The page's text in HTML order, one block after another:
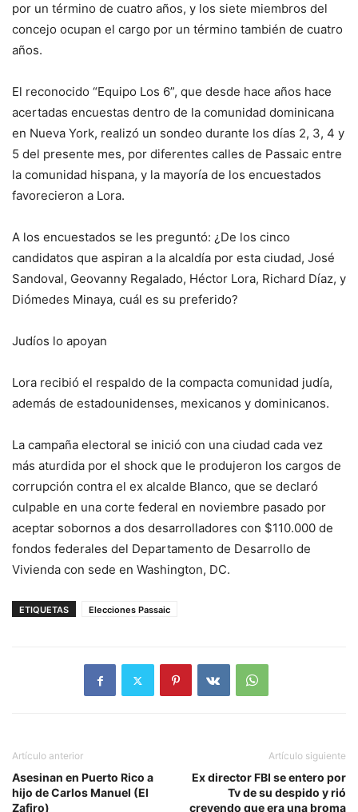
por un término de cuatro años, y los siete miembros del
concejo ocupan el cargo por un término también de cuatro
años.
El reconocido “Equipo Los 6”, que desde hace años hace
acertadas encuestas dentro de la comunidad dominicana
en Nueva York, realizó un sondeo durante los días 2, 3, 4 y
5 del presente mes, por diferentes calles de Passaic entre
la comunidad hispana, y la mayoría de los encuestados
favorecieron a Lora.
A los encuestados se les preguntó: ¿De los cinco
candidatos que aspiran a la alcaldía por esta ciudad, José
Sandoval, Geovanny Regalado, Héctor Lora, Richard Díaz, y
Diómedes Minaya, cuál es su preferido?
Judíos lo apoyan
Lora recibió el respaldo de la compacta comunidad judía,
además de estadounidenses, mexicanos y dominicanos.
La campaña electoral se inició con una ciudad cada vez
más aturdida por el shock que le produjeron los cargos de
corrupción contra el ex alcalde Blanco, que se declaró
culpable en una corte federal en noviembre pasado por
aceptar sobornos a dos desarrolladores con $110.000 de
fondos federales del Departamento de Desarrollo de
Vivienda con sede en Washington, DC.
ETIQUETAS Elecciones Passaic
Artículo anterior
Asesinan en Puerto Rico a
hijo de Carlos Manuel (El
Zafiro)
Artículo siguiente
Ex director FBI se entero por
Tv de su despido y rió
creyendo que era una broma